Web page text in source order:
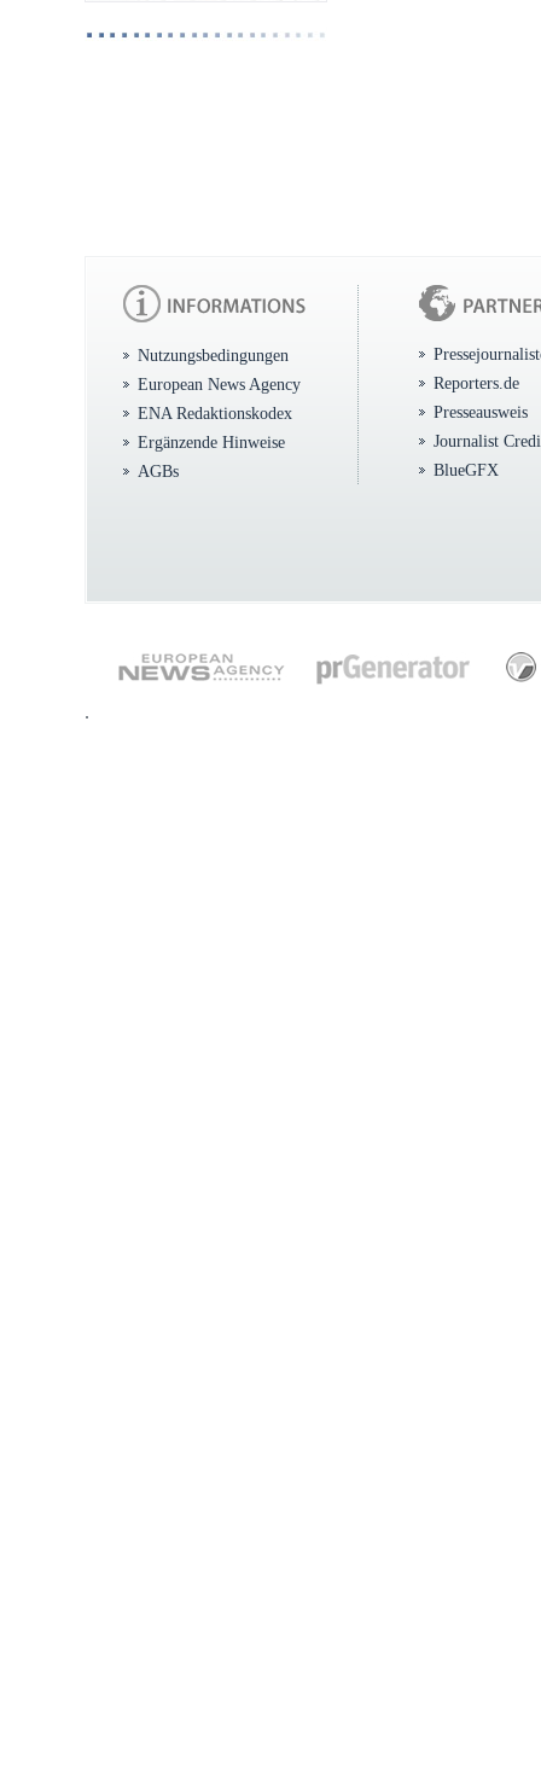
Nutzungsbedingungen
European News Agency
ENA Redaktionskodex
Ergänzende Hinweise
AGBs
Reporters.de
Presseausweis
Journalist
BlueGFX
.